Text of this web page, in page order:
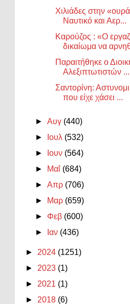
Χιλιάδες στην
Ναυτικό και Αερ...
Καρούζος : «Ο
δικαίωμα να
Παραιτήθηκε ο
Αλεξιπτωτιστών ...
Σαντορίνη:
που είχε χάσει ...
►Αυγ (440)
►
Ιουλ (532)
►
Ιουν (564)
►
Μαΐ (684)
►Απρ (706)
►
Μαρ (659)
► Φεβ (600)
►
Ιαν (436)
► 2024 (1251)
► 2023 (1)
► 2021 (1)
► 2018 (6)